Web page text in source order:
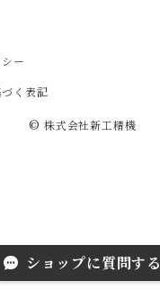
ショップに質問する
ー
く表記
© 株式会社新工精機